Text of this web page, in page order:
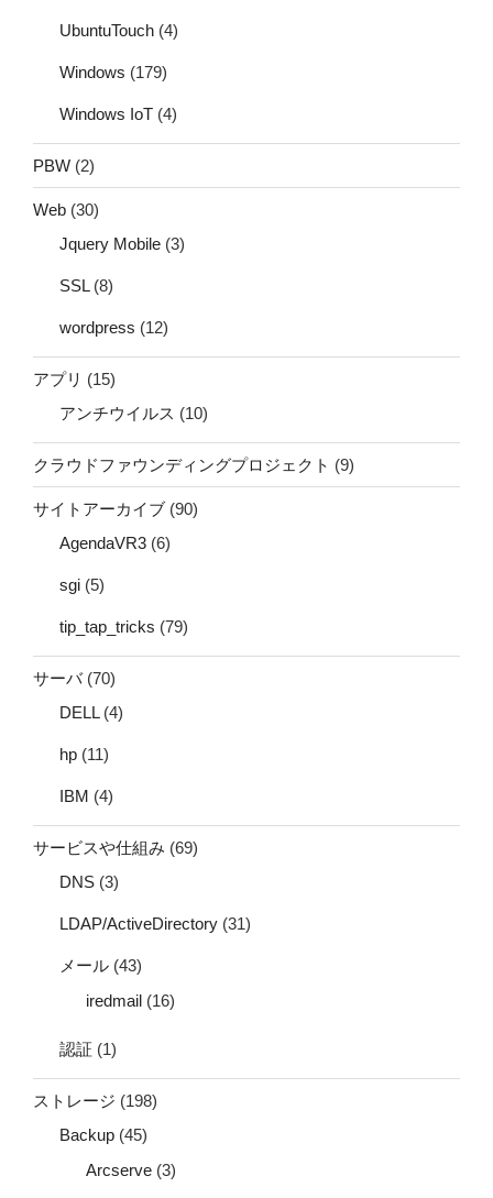
UbuntuTouch (4)
Windows (179)
Windows IoT (4)
PBW (2)
Web (30)
Jquery Mobile (3)
SSL(8)
wordpress (12)
アプリ (15)
アンチウイルス (10)
クラウドファウンディングプロジェクト (9)
サイトアーカイブ (90)
AgendaVR3 (6)
sgi (5)
tip_tap_tricks (79)
サーバ(70)
DELL(4)
hp (11)
IBM (4)
サービスや仕組み (69)
DNS (3)
LDAP/ActiveDirectory (31)
メール (43)
iredmail (16)
認証 (1)
ストレージ (198)
Backup (45)
Arcserve (3)